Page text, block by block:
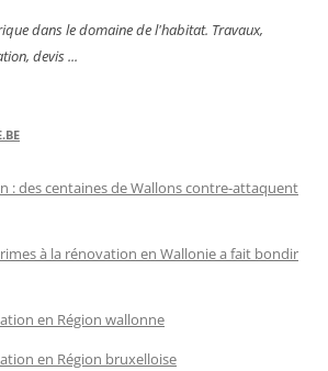
dans le domaine de l'habitat. Travaux,
devis ...
: des centaines de Wallons contre-attaquent
à la rénovation en Wallonie a fait bondir
en Région wallonne
en Région bruxelloise